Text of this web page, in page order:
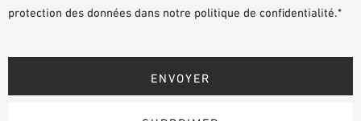
protection des données dans notre politique de confidentialité.*